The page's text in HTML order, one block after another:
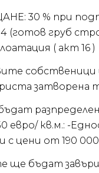
30 % при
(готов груб
( акт 16 )
затворена
евро/ кв.м.: -
с цени от 190
бъдат